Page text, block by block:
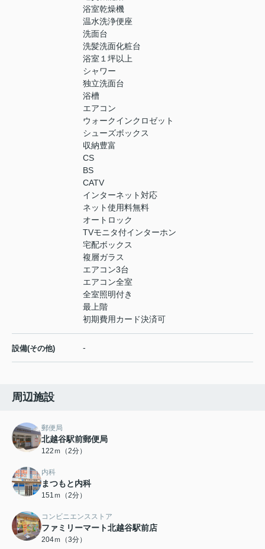
浴室乾燥機
温水洗浄便座
洗面台
洗髪洗面化粧台
浴室１坪以上
シャワー
独立洗面台
浴槽
エアコン
ウォークインクロゼット
シューズボックス
収納豊富
CS
BS
CATV
インターネット対応
ネット使用料無料
オートロック
TVモニタ付インターホン
宅配ボックス
複層ガラス
エアコン3台
エアコン全室
全室照明付き
最上階
初期費用カード決済可
設備(その他) -
周辺施設
郵便局
北越谷駅前郵便局
122ｍ（2分）
内科
まつもと内科
151ｍ（2分）
コンビニエンスストア
ファミリーマート北越谷駅前店
204ｍ（3分）